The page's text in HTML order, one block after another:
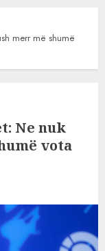
merr më shumë
Ne nuk
vota